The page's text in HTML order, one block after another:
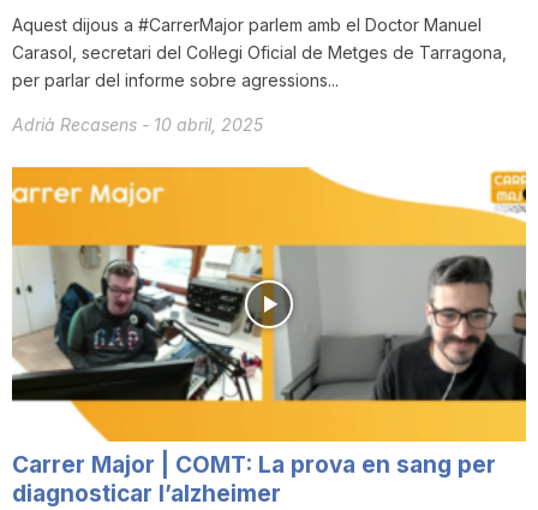
Aquest dijous a #CarrerMajor parlem amb el Doctor Manuel
Carasol, secretari del Col·legi Oficial de Metges de Tarragona,
per parlar del informe sobre agressions...
Adrià Recasens - 10 abril, 2025
Carrer Major | COMT: La prova en sang per
diagnosticar l’alzheimer